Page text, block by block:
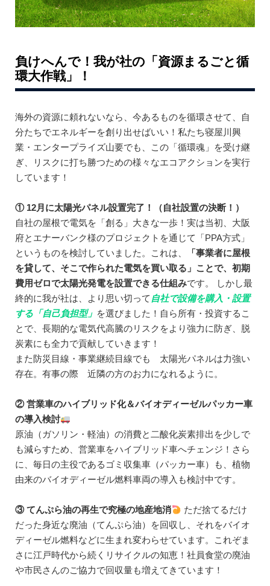
負けへんで！我が社の「資源まるごと循
環大作戦」！
海外の資源に頼れないなら、今あるものを循環させて、自
分たちでエネルギーを創り出せばいい！私たち寝屋川興
業・エンタープライズ山要でも、この「循環魂」を受け継
ぎ、リスクに打ち勝つための様々なエコアクションを実行
しています！
① 12月に太陽光パネル設置完了！（自社設置の決断！）
自社の屋根で電気を「創る」大きな一歩！実は当初、大阪
府とエナーバンク様のプロジェクトを通じて「PPA方式」
というものを検討していました。これは、
「事業者に屋根
を貸して、そこで作られた電気を買い取る」ことで、初期
費用ゼロで太陽光発電を設置できる仕組みです。 しかし最
終的に我が社は、より思い切って 自社で設備を購入・設置
する「自己負担型」 を選びました！自ら所有・投資するこ
とで、長期的な電気代高騰のリスクをより強力に防ぎ、脱
炭素にも全力で貢献していきます！
また防災目線・事業継続目線でも 太陽光パネルは力強い
存在。有事の際 近隣の方のお力になれるように。
② 営業車のハイブリッド化＆バイオディーゼルパッカー車
の導入検討
原油（ガソリン・軽油）の消費と二酸化炭素排出を少しで
も減らすため、営業車をハイブリッド車へチェンジ！さら
に、毎日の主役であるゴミ収集車（パッカー車）も、植物
由来のバイオディーゼル燃料車両の導入も検討中です。
③ てんぷら油の再生で究極の地産地消
ただ捨てるだけ
だった身近な廃油（てんぷら油）を回収し、それをバイオ
ディーゼル燃料などに生まれ変わらせています。これぞま
さに江戸時代から続くリサイクルの知恵！社員食堂の廃油
や市民さんのご協力で回収量も増えてきています！